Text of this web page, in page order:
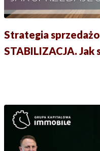
Strategia
STABILIZACJA. Jak